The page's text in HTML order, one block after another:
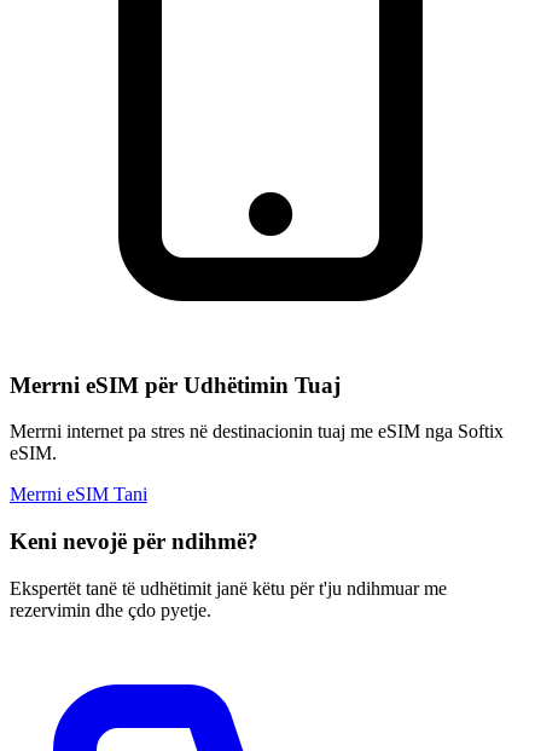
Merrni eSIM për Udhëtimin Tuaj
Merrni internet pa stres në destinacionin tuaj me eSIM nga Softix
eSIM.
Merrni eSIM Tani
Keni nevojë për ndihmë?
Ekspertët tanë të udhëtimit janë këtu për t'ju ndihmuar me
rezervimin dhe çdo pyetje.